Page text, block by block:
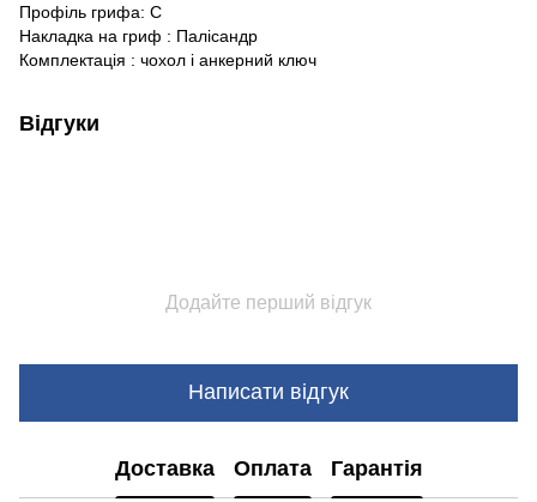
Профіль грифа: C
Накладка на гриф : Палісандр
Комплектація : чохол і анкерний ключ
Відгуки
Додайте перший відгук
Написати відгук
Доставка Оплата Гарантія